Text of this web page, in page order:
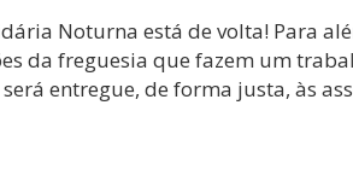
Noturna está de volta! Para
da freguesia que fazem um
entregue, de forma justa, às